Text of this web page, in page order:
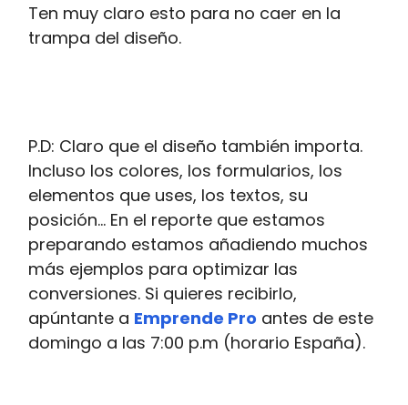
Ten muy claro esto para no caer en la
trampa del diseño.
P.D: Claro que el diseño también importa.
Incluso los colores, los formularios, los
elementos que uses, los textos, su
posición... En el reporte que estamos
preparando estamos añadiendo muchos
más ejemplos para optimizar las
conversiones. Si quieres recibirlo,
apúntante a Emprende Pro antes de este
domingo a las 7:00 p.m (horario España).